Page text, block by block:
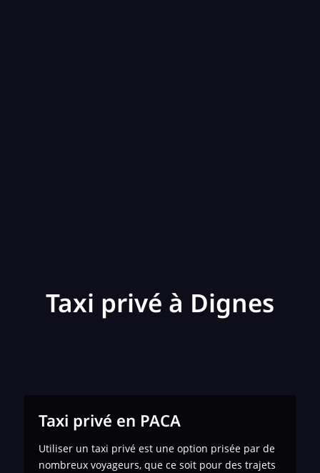
Taxi privé à Dignes
Taxi privé en PACA
Utiliser un taxi privé est une option prisée par de
nombreux voyageurs, que ce soit pour des trajets